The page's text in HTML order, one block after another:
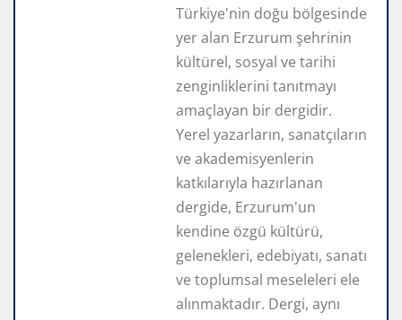
Türkiye'nin doğu bölgesinde
yer alan Erzurum şehrinin
kültürel, sosyal ve tarihi
zenginliklerini tanıtmayı
amaçlayan bir dergidir.
Yerel yazarların, sanatçıların
ve akademisyenlerin
katkılarıyla hazırlanan
dergide, Erzurum'un
kendine özgü kültürü,
gelenekleri, edebiyatı, sanatı
ve toplumsal meseleleri ele
alınmaktadır. Dergi, aynı